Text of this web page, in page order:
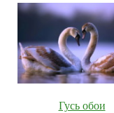
Гусь обои